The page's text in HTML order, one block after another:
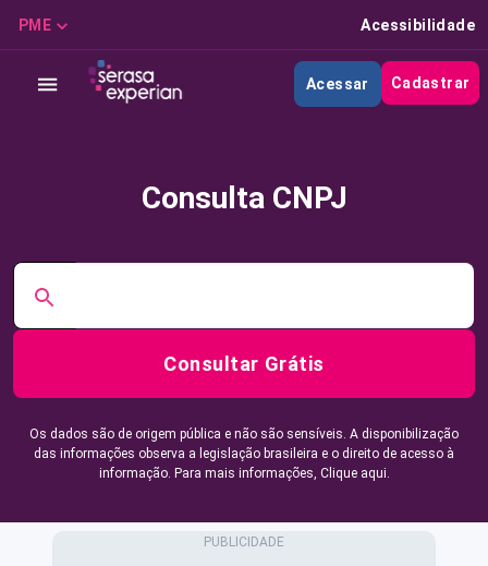
PME Acessibilidade
Acessar Cadastrar
Consulta CNPJ
Consultar Grátis
Os dados são de origem pública e não são sensíveis. A disponibilização
das informações observa a legislação brasileira e o direito de acesso à
informação. Para mais informações, Clique aqui.